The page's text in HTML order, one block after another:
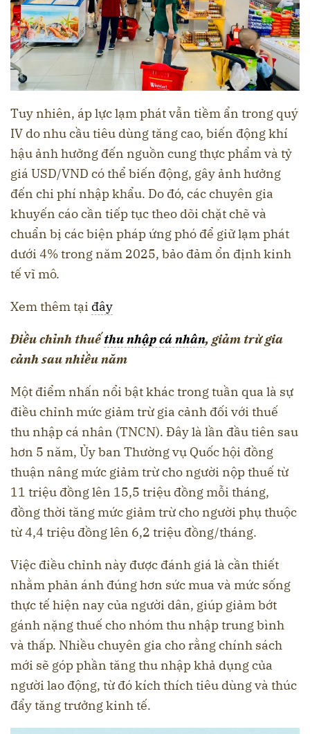
Tuy nhiên, áp lực lạm phát vẫn tiềm ẩn trong quý
IV do nhu cầu tiêu dùng tăng cao, biến động khí
hậu ảnh hưởng đến nguồn cung thực phẩm và tỷ
giá USD/VND có thể biến động, gây ảnh hưởng
đến chi phí nhập khẩu. Do đó, các chuyên gia
khuyến cáo cần tiếp tục theo dõi chặt chẽ và
chuẩn bị các biện pháp ứng phó để giữ lạm phát
dưới 4% trong năm 2025, bảo đảm ổn định kinh
tế vĩ mô.
Xem thêm tại đây
Điều chỉnh thuếthu nhập cá nhân, giảm trừ gia
cảnh sau nhiều năm
Một điểm nhấn nổi bật khác trong tuần qua là sự
điều chỉnh mức giảm trừ gia cảnh đối với thuế
thu nhập cá nhân (TNCN). Đây là lần đầu tiên sau
hơn 5 năm, Ủy ban Thường vụ Quốc hội đồng
thuận nâng mức giảm trừ cho người nộp thuế từ
11 triệu đồng lên 15,5 triệu đồng mỗi tháng,
đồng thời tăng mức giảm trừ cho người phụ thuộc
từ 4,4 triệu đồng lên 6,2 triệu đồng/tháng.
Việc điều chỉnh này được đánh giá là cần thiết
nhằm phản ánh đúng hơn sức mua và mức sống
thực tế hiện nay của người dân, giúp giảm bớt
gánh nặng thuế cho nhóm thu nhập trung bình
và thấp. Nhiều chuyên gia cho rằng chính sách
mới sẽ góp phần tăng thu nhập khả dụng của
người lao động, từ đó kích thích tiêu dùng và thúc
đẩy tăng trưởng kinh tế.